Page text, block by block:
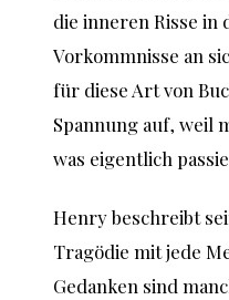
die inneren Risse in
Vorkommnisse an
für diese Art von
Spannung auf, weil
was eigentlich
Henry beschreibt
Tragödie mit jede
Gedanken sind